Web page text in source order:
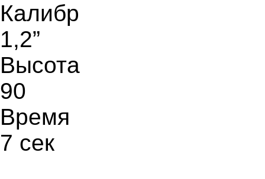
Калибр
1,2”
Высота
90
Время
7 сек